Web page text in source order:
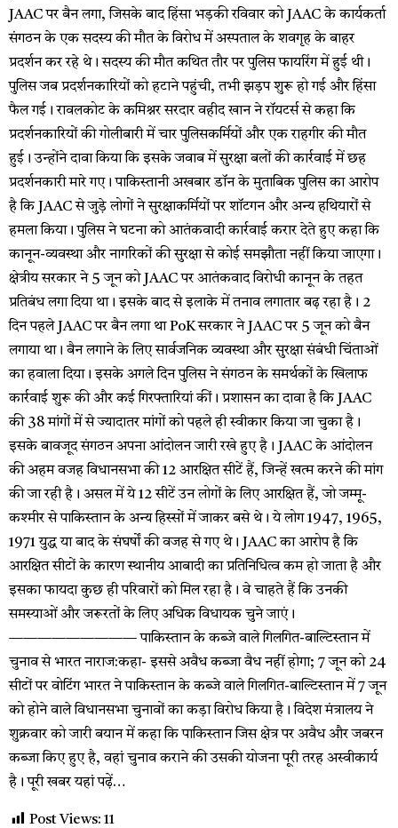
JAAC पर बैन लगा, जिसके बाद हिंसा भड़की रविवार को JAAC के कार्यकर्ता
संगठन के एक सदस्य की मौत के विरोध में अस्पताल के शवगृह के बाहर
प्रदर्शन कर रहे थे। सदस्य की मौत कथित तौर पर पुलिस फायरिंग में हुई थी।
पुलिस जब प्रदर्शनकारियों को हटाने पहुंची, तभी झड़प शुरू हो गई और हिंसा
फैल गई। रावलकोट के कमिश्नर सरदार वहीद खान ने रॉयटर्स से कहा कि
प्रदर्शनकारियों की गोलीबारी में चार पुलिसकर्मियों और एक राहगीर की मौत
हुई। उन्होंने दावा किया कि इसके जवाब में सुरक्षा बलों की कार्रवाई में छह
प्रदर्शनकारी मारे गए। पाकिस्तानी अखबार डॉन के मुताबिक पुलिस का आरोप
है कि JAAC से जुड़े लोगों ने सुरक्षाकर्मियों पर शॉटगन और अन्य हथियारों से
हमला किया। पुलिस ने घटना को आतंकवादी कार्रवाई करार देते हुए कहा कि
कानून-व्यवस्था और नागरिकों की सुरक्षा से कोई समझौता नहीं किया जाएगा।
क्षेत्रीय सरकार ने 5 जून को JAAC पर आतंकवाद विरोधी कानून के तहत
प्रतिबंध लगा दिया था। इसके बाद से इलाके में तनाव लगातार बढ़ रहा है। 2
दिन पहले JAAC पर बैन लगा था PoK सरकार ने JAAC पर 5 जून को बैन
लगाया था। बैन लगाने के लिए सार्वजनिक व्यवस्था और सुरक्षा संबंधी चिंताओं
का हवाला दिया। इसके अगले दिन पुलिस ने संगठन के समर्थकों के खिलाफ
कार्रवाई शुरू की और कई गिरफ्तारियां कीं। प्रशासन का दावा है कि JAAC
की 38 मांगों में से ज्यादातर मांगों को पहले ही स्वीकार किया जा चुका है।
इसके बावजूद संगठन अपना आंदोलन जारी रखे हुए है। JAAC के आंदोलन
की अहम वजह विधानसभा की 12 आरक्षित सीटें हैं, जिन्हें खत्म करने की मांग
की जा रही है। असल में ये 12 सीटें उन लोगों के लिए आरक्षित हैं, जो जम्मू-
कश्मीर से पाकिस्तान के अन्य हिस्सों में जाकर बसे थे। ये लोग 1947, 1965,
1971 युद्ध या बाद के संघर्षों की वजह से गए थे। JAAC का आरोप है कि
आरक्षित सीटों के कारण स्थानीय आबादी का प्रतिनिधित्व कम हो जाता है और
इसका फायदा कुछ ही परिवारों को मिल रहा है। वे चाहते हैं कि उनकी
समस्याओं और जरूरतों के लिए अधिक विधायक चुने जाएं।
————————— पाकिस्तान के कब्जे वाले गिलगित-बाल्टिस्तान में
चुनाव से भारत नाराज:कहा- इससे अवैध कब्जा वैध नहीं होगा; 7 जून को 24
सीटों पर वोटिंग भारत ने पाकिस्तान के कब्जे वाले गिलगित-बाल्टिस्तान में 7 जून
को होने वाले विधानसभा चुनावों का कड़ा विरोध किया है। विदेश मंत्रालय ने
शुक्रवार को जारी बयान में कहा कि पाकिस्तान जिस क्षेत्र पर अवैध और जबरन
कब्जा किए हुए है, वहां चुनाव कराने की उसकी योजना पूरी तरह अस्वीकार्य
है। पूरी खबर यहां पढ़ें…
Post Views: 11